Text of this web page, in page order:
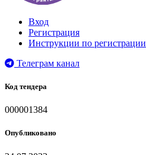
Вход
Регистрация
Инструкции по регистрации
Телеграм канал
Код тендера
000001384
Опубликовано